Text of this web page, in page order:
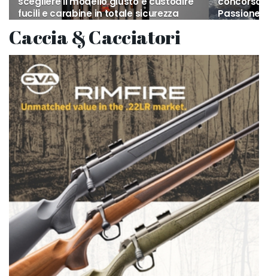
fucili e carabine in totale sicurezza
Passione
Caccia & Cacciatori